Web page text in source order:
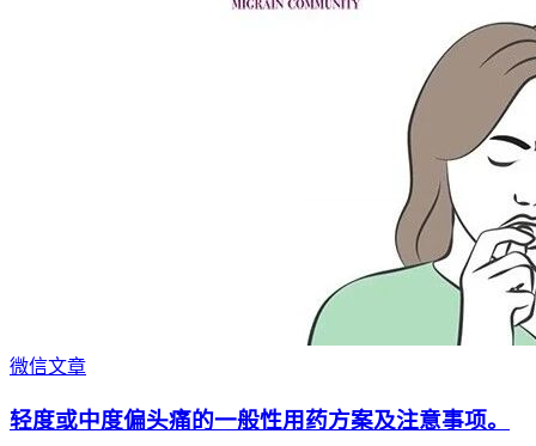
微信文章
轻度或中度偏头痛的一般性用药方案及注意事项。